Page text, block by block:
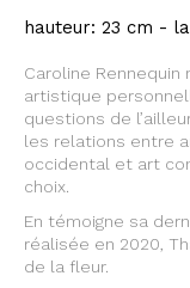
hauteur: 23 cm -
Caroline
artistique
questions de
les relations entre
occidental et art
choix.
En témoigne sa
réalisée en 2020,
de la fleur.